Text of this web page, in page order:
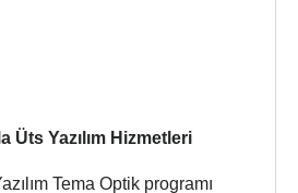
Üts Yazılım Hizmetleri
Tema Optik programı